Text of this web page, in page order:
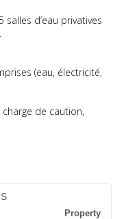
d’eau privatives
(eau, électricité,
de caution,
Property